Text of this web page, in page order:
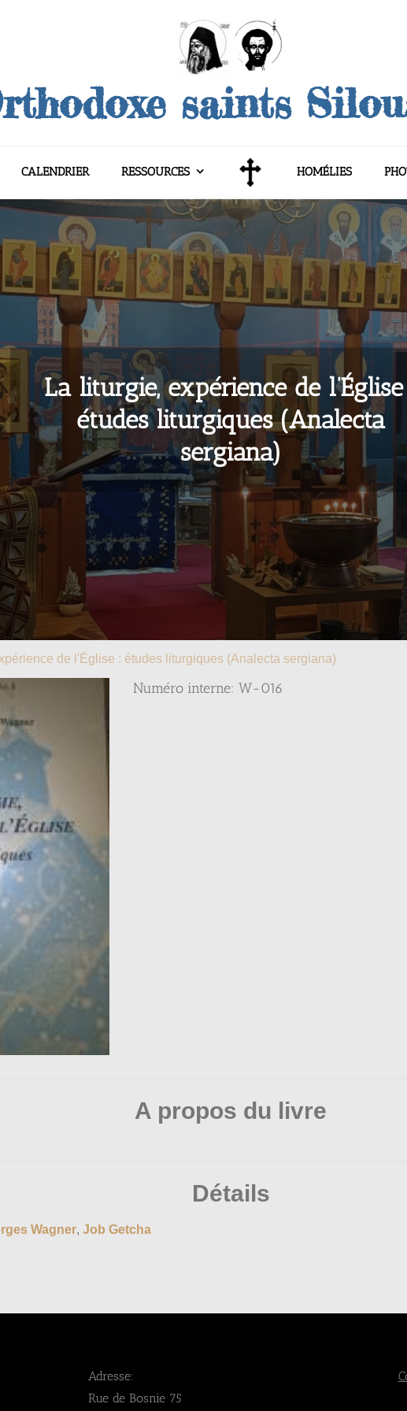
saints
CALENDRIER RESSOURCES HOMÉLIES
La liturgie, expérience de
études liturgiques (Analecta
sergiana)
de l'Église : études liturgiques (Analecta sergiana)
Numéro interne: W-016
A propos du livre
Détails
Wagner, Job Getcha
Adresse:
Rue de Bosnie 75